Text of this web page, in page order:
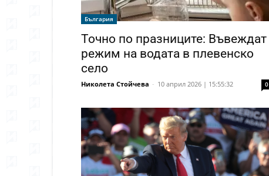
България
Точно по празниците: Въвеждат
режим на водата в плевенско
село
Николета Стойчева - 10 април 2026 | 15:55:32 0